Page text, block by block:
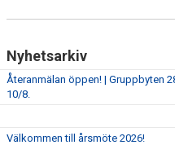
Nyhetsarkiv
Återanmälan öppen! | Gruppbyten
10/8.
Välkommen till årsmöte 2026!